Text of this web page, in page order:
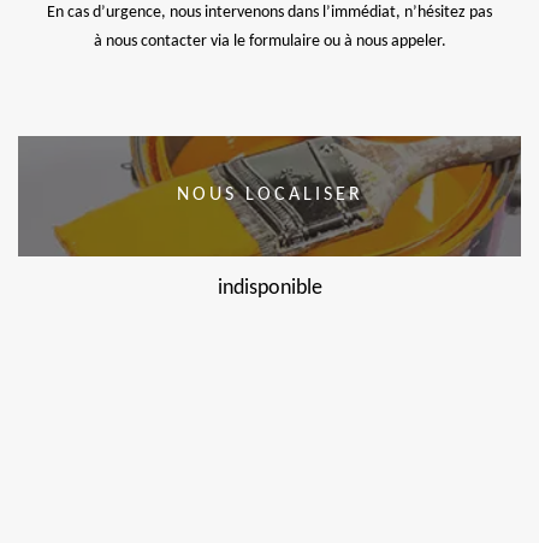
En cas d’urgence, nous intervenons dans l’immédiat, n’hésitez pas
à nous contacter via le formulaire ou à nous appeler.
NOUS LOCALISER
indisponible